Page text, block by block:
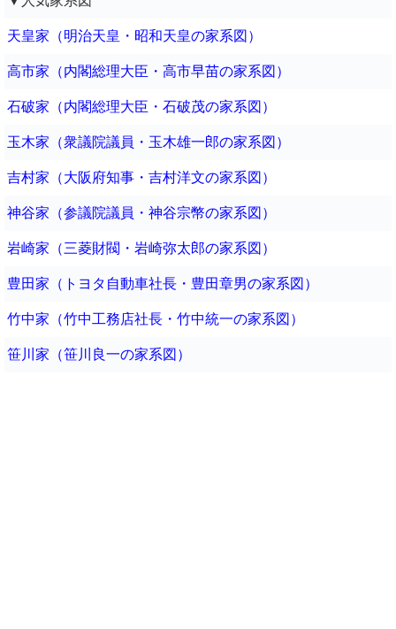
天皇家（明治天皇・昭和天皇の家系図）
高市家（内閣総理大臣・高市早苗の家系図）
石破家（内閣総理大臣・石破茂の家系図）
玉木家（衆議院議員・玉木雄一郎の家系図）
吉村家（大阪府知事・吉村洋文の家系図）
神谷家（参議院議員・神谷宗幣の家系図）
岩崎家（三菱財閥・岩崎弥太郎の家系図）
豊田家（トヨタ自動車社長・豊田章男の家系図）
竹中家（竹中工務店社長・竹中統一の家系図）
笹川家（笹川良一の家系図）